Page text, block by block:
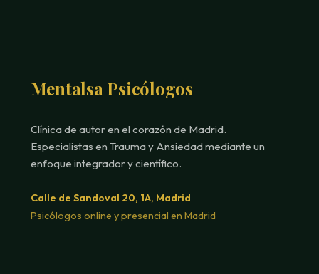
Mentalsa Psicólogos
Clínica de autor en el corazón de Madrid.
Especialistas en Trauma y Ansiedad mediante un
enfoque integrador y científico.
Calle de Sandoval 20, 1A, Madrid
Psicólogos online y presencial en Madrid